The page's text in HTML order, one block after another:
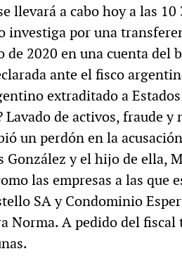
llevará a cabo hoy a las
investiga por una
2020 en una cuenta del
ante el fisco
extraditado a
de activos, fraude y
un perdón en la
González y el hijo de ella,
las empresas a las que
SA y Condominio
Norma. A pedido del fiscal